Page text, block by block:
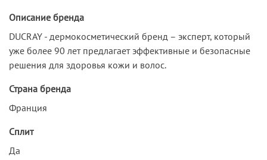
Описание бренда
DUCRAY - дермокосметический бренд – эксперт, который
уже более 90 лет предлагает эффективные и безопасные
решения для здоровья кожи и волос.
Страна бренда
Франция
Сплит
Да